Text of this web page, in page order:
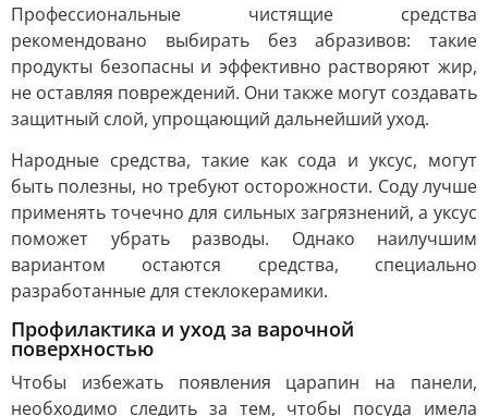
Профессиональные чистящие средства
рекомендовано выбирать без абразивов: такие
продукты безопасны и эффективно растворяют жир,
не оставляя повреждений. Они также могут создавать
защитный слой, упрощающий дальнейший уход.
Народные средства, такие как сода и уксус, могут
быть полезны, но требуют осторожности. Соду лучше
применять точечно для сильных загрязнений, а уксус
поможет убрать разводы. Однако наилучшим
вариантом остаются средства, специально
разработанные для стеклокерамики.
Профилактика и уход за варочной
поверхностью
Чтобы избежать появления царапин на панели,
необходимо следить за тем, чтобы посуда имела